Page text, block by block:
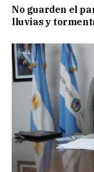
No guarden el
lluvias y